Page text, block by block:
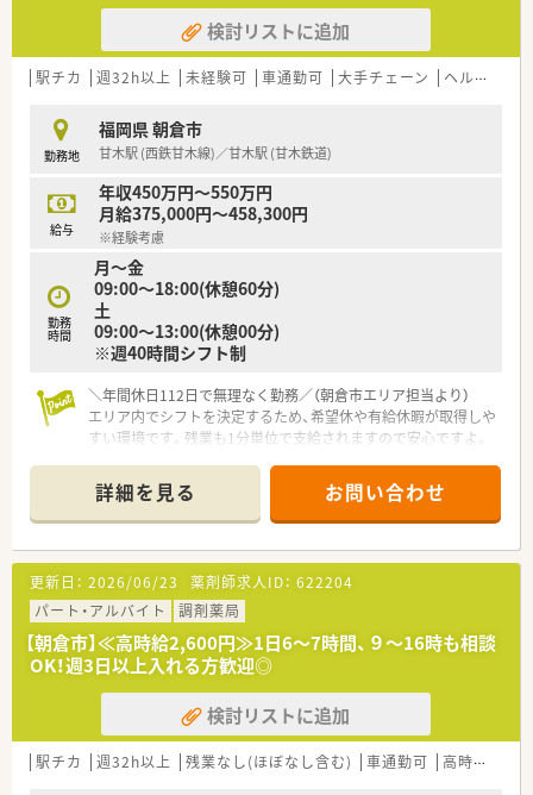
検討リストに追加
駅チカ 週32h以上 未経験可 車通勤可 大手チェーン ヘルプ体制充実
勤務地
福岡県 朝倉市
甘木駅 (西鉄甘木線)／甘木駅 (甘木鉄道)
給与
年収450万円～550万円
月給375,000円～458,300円
※経験考慮
勤務
時間
月～金
09:00～18:00(休憩60分)
土
09:00～13:00(休憩00分)
※週40時間シフト制
＼年間休日112日で無理なく勤務／（朝倉市エリア担当より）
エリア内でシフトを決定するため、希望休や有給休暇が取得しや
すい環境です。残業も1分単位で支給されますので安心ですよ。
【店舗情報と応需状況について】
■最寄り駅の西鉄甘木線などの甘木駅から徒歩5分の場所にあ
り、電車での通勤が非常に便利な好立地です。
■近微の総合病院から多種多様な科目の処方箋を平均で1日150
枚ほど応需しており、幅広い知識が学べます。
■職場には薬剤師6名と事務員4名に加えて調剤助手1名が在籍
しており、人員体制が比較的充実しています。
【募集背景と求める人物像について】
■今回は欠員補充にともなう募集となっており、特に20代から
30代の若い世代の正社員を歓迎しています。
■スキルや経験よりも人物面を重視した採用を行っているため、
調剤業務が未経験の方でも相談が可能です。
詳細を見る お問い合わせ
更新日： 2026/06/23 薬剤師求人ID： 622204
パート・アルバイト
調剤薬局
【朝倉市】≪高時給2,600円≫1日6～7時間、９～16時も相談
OK！週3日以上入れる方歓迎◎
検討リストに追加
駅チカ 週32h以上 残業なし(ほぼなし含む) 車通勤可 高時給(2,500円以上)